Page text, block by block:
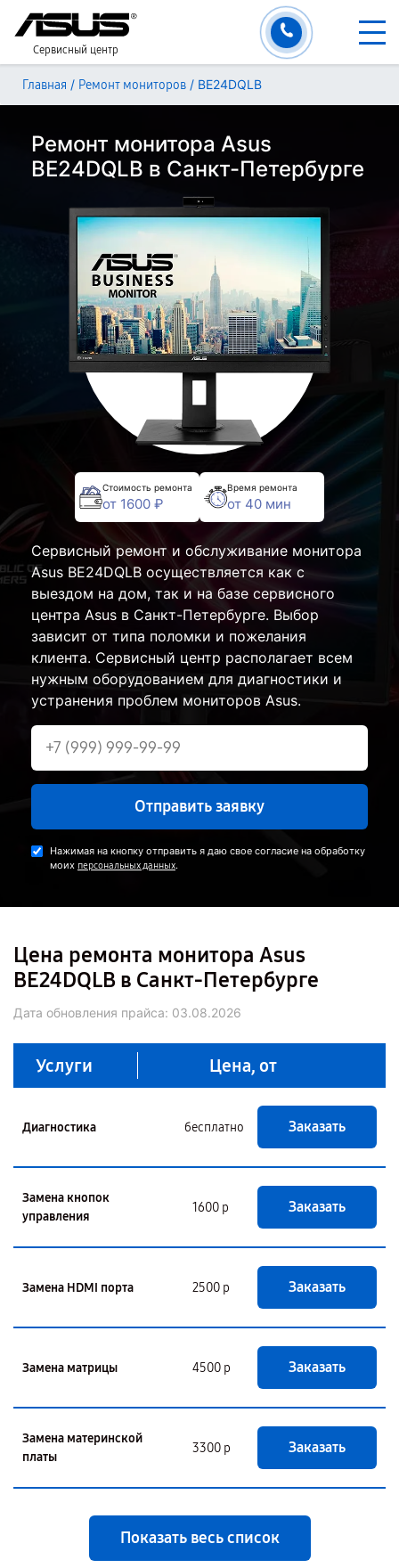
Сервисный центр
Главная / Ремонт мониторов / BE24DQLB
Ремонт монитора Asus
BE24DQLB в Санкт-Петербурге
Стоимость ремонта
от 1600 ₽
Время ремонта
от 40 мин
Сервисный ремонт и обслуживание монитора
Asus BE24DQLB осуществляется как с
выездом на дом, так и на базе сервисного
центра Asus в Санкт-Петербурге. Выбор
зависит от типа поломки и пожелания
клиента. Сервисный центр располагает всем
нужным оборудованием для диагностики и
устранения проблем мониторов Asus.
Отправить заявку
Нажимая на кнопку отправить я даю свое согласие на обработку
моих персональных данных.
Цена ремонта монитора Asus
BE24DQLB в Санкт-Петербурге
Дата обновления прайса: 03.08.2026
Услуги Цена, от
Диагностика бесплатно Заказать
Замена кнопок
управления
1600 р Заказать
Замена HDMI порта 2500 р Заказать
Замена матрицы 4500 р Заказать
Замена материнской
платы
3300 р Заказать
Показать весь список